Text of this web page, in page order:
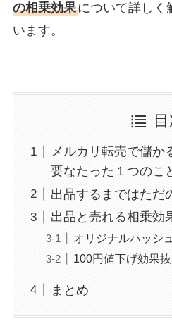
の相乗効果について詳しく
います。
メルカリ転売で儲か
要なたった１つのこ
出品するまではただ
出品と売れる相乗効
オリジナルハッシ
100円値下げ効果
まとめ